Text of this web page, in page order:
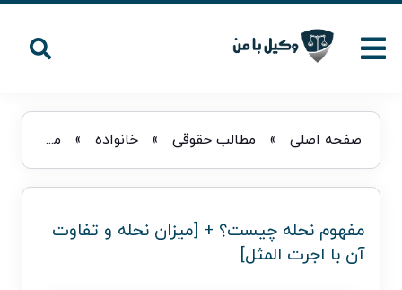
صفحه اصلی » مطالب حقوقی »خانواده » مفهوم نحله چیست؟ + [میزان نحله و تفاوت آن با اجرت المثل]
مفهوم نحله چیست؟ + [میزان نحله و تفاوت
آن با اجرت المثل]